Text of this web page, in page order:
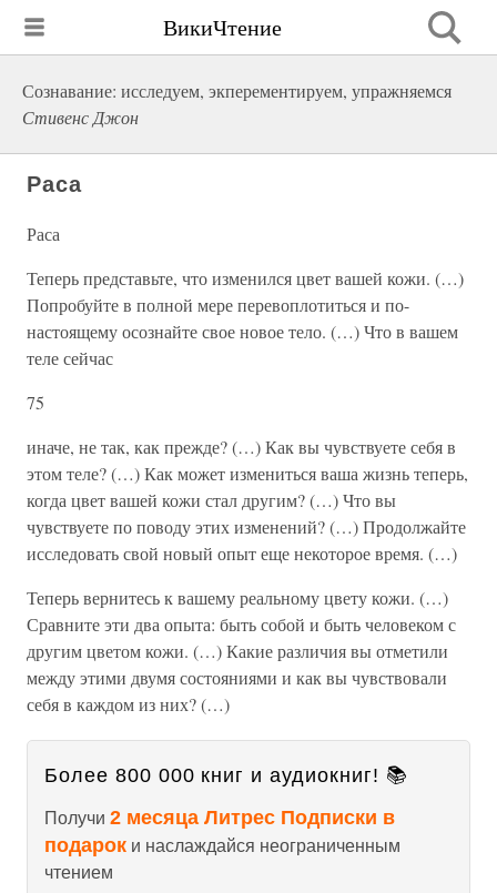
ВикиЧтение
Сознавание: исследуем, экперементируем, упражняемся
Стивенс Джон
Раса
Раса
Теперь представьте, что изменился цвет вашей кожи. (…)
Попробуйте в полной мере перевоплотиться и по-
настоящему осознайте свое новое тело. (…) Что в вашем
теле сейчас
75
иначе, не так, как прежде? (…) Как вы чувствуете себя в
этом теле? (…) Как может измениться ваша жизнь теперь,
когда цвет вашей кожи стал другим? (…) Что вы
чувствуете по поводу этих изменений? (…) Продолжайте
исследовать свой новый опыт еще некоторое время. (…)
Теперь вернитесь к вашему реальному цвету кожи. (…)
Сравните эти два опыта: быть собой и быть человеком с
другим цветом кожи. (…) Какие различия вы отметили
между этими двумя состояниями и как вы чувствовали
себя в каждом из них? (…)
Более 800 000 книг и аудиокниг! 📚
Получи 2 месяца Литрес Подписки в
подарок и наслаждайся неограниченным
чтением